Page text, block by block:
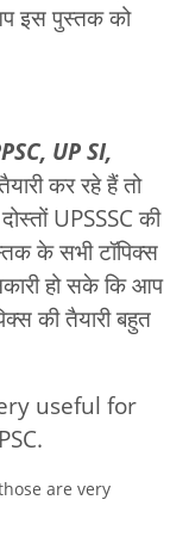
इस पुस्तक को
UP SI,
कर रहे हैं तो
UPSSSC की
के सभी टॉपिक्स
हो सके कि आप
की तैयारी बहुत
useful for
are very